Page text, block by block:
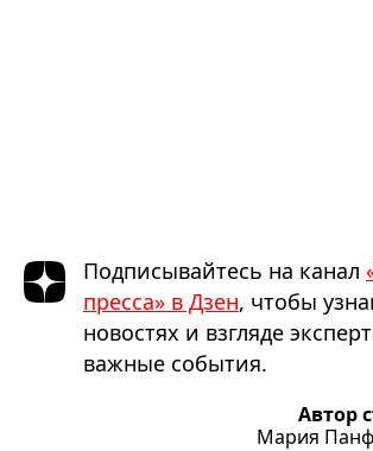
Подписывайтесь на канал
пресса» в Дзен, чтобы
новостях и взгляде
важные события.
Автор
Мария